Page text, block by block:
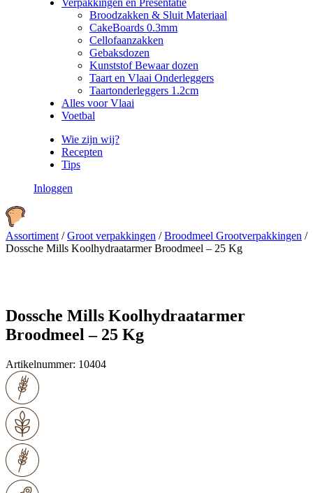
Verpakkingen en Presentatie
Broodzakken & Sluit Materiaal
CakeBoards 0.3mm
Cellofaanzakken
Gebaksdozen
Kunststof Bewaar dozen
Taart en Vlaai Onderleggers
Taartonderleggers 1.2cm
Alles voor Vlaai
Voetbal
Wie zijn wij?
Recepten
Tips
Inloggen
Assortiment /Groot verpakkingen /Broodmeel Grootverpakkingen /
Dossche Mills Koolhydraatarmer Broodmeel – 25 Kg
Dossche Mills Koolhydraatarmer
Broodmeel – 25 Kg
Artikelnummer: 10404